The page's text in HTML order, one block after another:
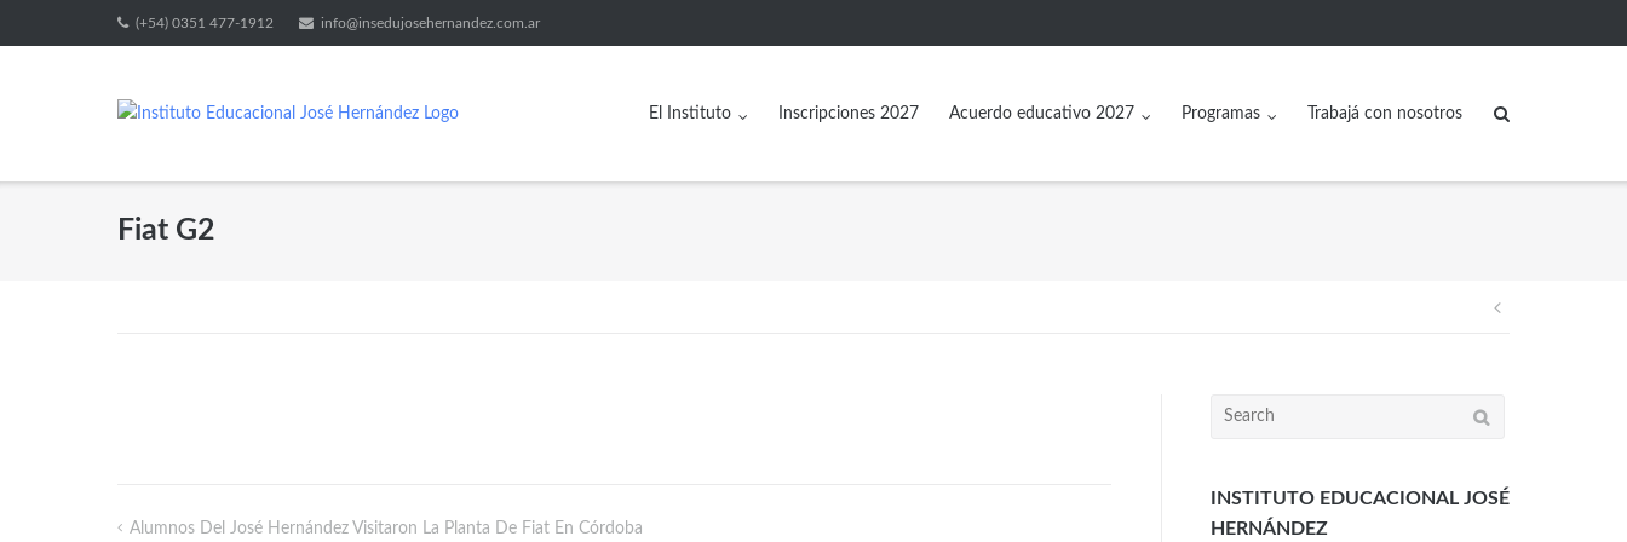
(+54) 0351 477-1912 info@insedujosehernandez.com.ar
El Instituto Inscripciones 2027 Acuerdo educativo 2027 Programas Trabajá con nosotros
Fiat G2
Alumnos Del José Hernández Visitaron La Planta De Fiat En Córdoba
INSTITUTO EDUCACIONAL JOSÉ
HERNÁNDEZ